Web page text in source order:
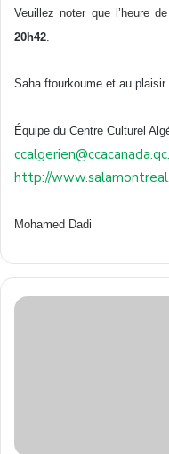
Veuillez noter que l’heure de
20h42
Saha ftourkoume et au plaisir
Équipe du Centre Culturel
http://
Mohamed Dadi